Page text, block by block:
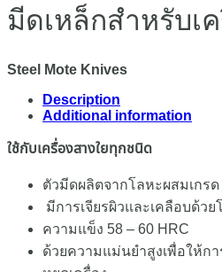
มีดเหล็กสำหรับเ
Steel Mote Knives
Description
Additional information
ใช้กับเครื่องสางใยทุกชนิด
ตัวมีดผลิตจากโลหะผสมเกรด
มีการเจียรผิวและเคลือบด้วย
ความแข็ง 58 – 60 HRC
ด้วยความแม่นยำสูงเพื่อให้ก